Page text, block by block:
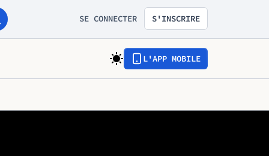
SE CONNECTER S'INSCRIRE
L'APP MOBILE